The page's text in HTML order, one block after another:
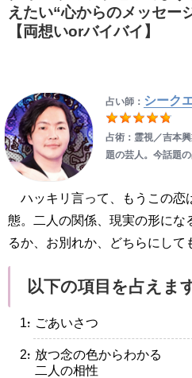
えたい“心からのメッセ
【両想いorバイバイ】
占い師： シーク
占術：霊視／吉本
題の芸人。今話題
ハッキリ言って、もうこの恋
態。二人の関係、現実の形にな
るか、お別れか、どちらにして
以下の項目を占えま
・ごあいさつ
・放つ念の色からわかる
二人の相性